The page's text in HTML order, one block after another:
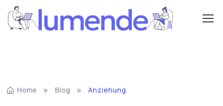
Home Blog Anziehung